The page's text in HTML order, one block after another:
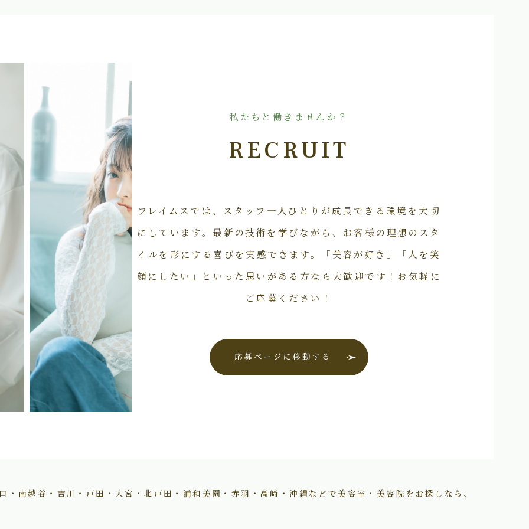
私たちと働きませんか？
RECRUIT
フレイムスでは、スタッフ一人ひとりが成長できる環境を大切
にしています。最新の技術を学びながら、お客様の理想のスタ
イルを形にする喜びを実感できます。「美容が好き」「人を笑
顔にしたい」といった思いがある方なら大歓迎です！お気軽に
ご応募ください！
応募ページに移動する
・南越谷・吉川・戸田・大宮・北戸田・浦和美園・赤羽・高崎・沖縄などで美容室・美容院をお探しなら、